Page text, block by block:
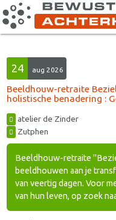
24 aug 2026
Beeldhouw-retraite
holistische benadering :
atelier de Zinder
Zutphen
Beeldhouw-retraite
beeldhouwen aan je
van veertig dagen. Voor
van hun leven, op zoek